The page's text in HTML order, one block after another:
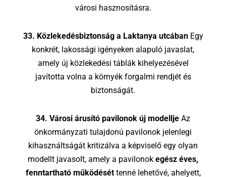
városi hasznosításra.
33. Közlekedésbiztonság a Laktanya utcábanEgy
konkrét, lakossági igényeken alapuló javaslat,
amely új közlekedési táblák kihelyezésével
javította volna a környék forgalmi rendjét és
biztonságát.
34. Városi árusító pavilonok új modellje Az
önkormányzati tulajdonú pavilonok jelenlegi
kihasználtságát kritizálva a képviselő egy olyan
modellt javasolt, amely a pavilonok egész éves,
fenntartható működéséttenné lehetővé, ahelyett,